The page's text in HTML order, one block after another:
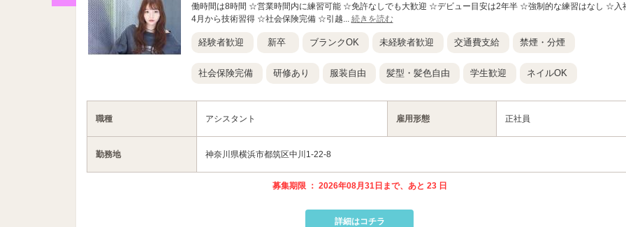
働時間は8時間 ☆営業時間内に練習可能 ☆免許なしでも大歓迎 ☆デビュー目安は2年半 ☆強制的な練習はなし ☆入
4月から技術習得 ☆社会保険完備 ☆引越... 続きを読む
経験者歓迎 新卒 ブランクOK 未経験者歓迎 交通費支給 禁煙・分煙
社会保険完備 研修あり 服装自由 髪型・髪色自由 学生歓迎 ネイルOK
職種 アシスタント 雇用形態 正社員
勤務地 神奈川県横浜市都筑区中川1-22-8
募集期限 ： 2026年08月31日まで、あと 23 日
詳細はコチラ